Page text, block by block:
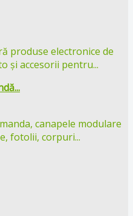
produse electronice de
și accesorii pentru...
canapele modulare
fotolii, corpuri...